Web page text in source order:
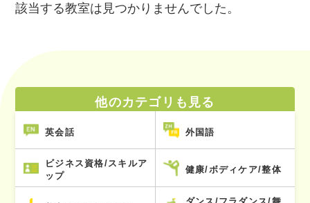
該当する教室は見つかりませんでした。
他のカテゴリも見る
英会話 外国語
ビジネス資格/スキルア
ップ
健康/ボディケア/整体